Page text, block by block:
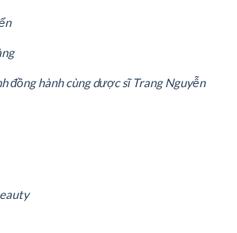
đồng hành cùng dược sĩ Trang Nguyễn